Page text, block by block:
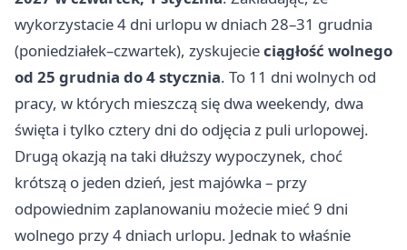
wykorzystacie 4 dni urlopu w dniach 28–31 grudnia
(poniedziałek–czwartek), zyskujecieciągłość wolnego
od 25 grudnia do 4 stycznia. To 11 dni wolnych od
pracy, w których mieszczą się dwa weekendy, dwa
święta i tylko cztery dni do odjęcia z puli urlopowej.
Drugą okazją na taki dłuższy wypoczynek, choć
krótszą o jeden dzień, jest majówka – przy
odpowiednim zaplanowaniu możecie mieć 9 dni
wolnego przy 4 dniach urlopu. Jednak to właśnie